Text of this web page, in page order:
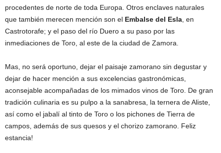
procedentes de norte de toda Europa. Otros enclaves naturales
que también merecen mención son el Embalse del Esla , en
Castrotorafe; y el paso del río Duero a su paso por las
inmediaciones de Toro, al este de la ciudad de Zamora.
Mas, no será oportuno, dejar el paisaje zamorano sin degustar y
dejar de hacer mención a sus excelencias gastronómicas,
aconsejable acompañadas de los mimados vinos de Toro. De gran
tradición culinaria es su pulpo a la sanabresa, la ternera de Aliste,
así como el jabalí al tinto de Toro o los pichones de Tierra de
campos, además de sus quesos y el chorizo zamorano. Feliz
estancia!